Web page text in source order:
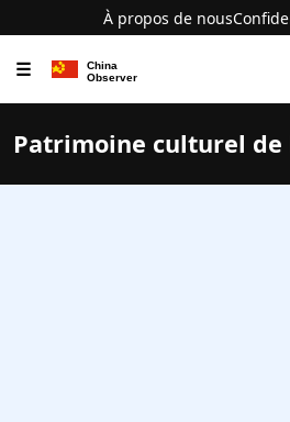
À propos de nous
☰
Patrimoine culturel de